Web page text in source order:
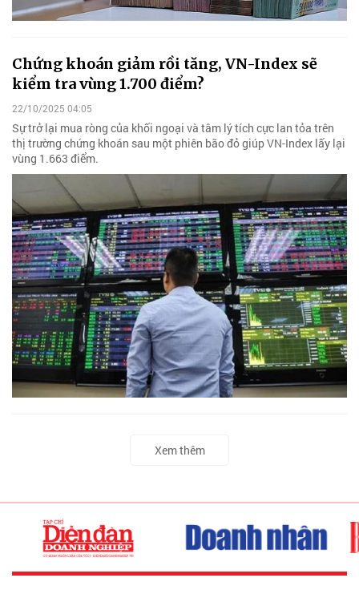
Chứng khoán giảm rồi tăng, VN-Index sẽ
kiểm tra vùng 1.700 điểm?
22/10/2025 04:05
Sự trở lại mua ròng của khối ngoại và tâm lý tích cực lan tỏa trên
thị trường chứng khoán sau một phiên bão đỏ giúp VN-Index lấy lại
vùng 1.663 điểm.
Xem thêm